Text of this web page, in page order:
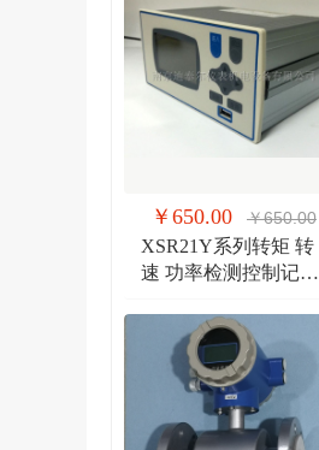
￥650.00 ￥650.00
XSR21Y系列转矩 转
速 功率检测控制记录